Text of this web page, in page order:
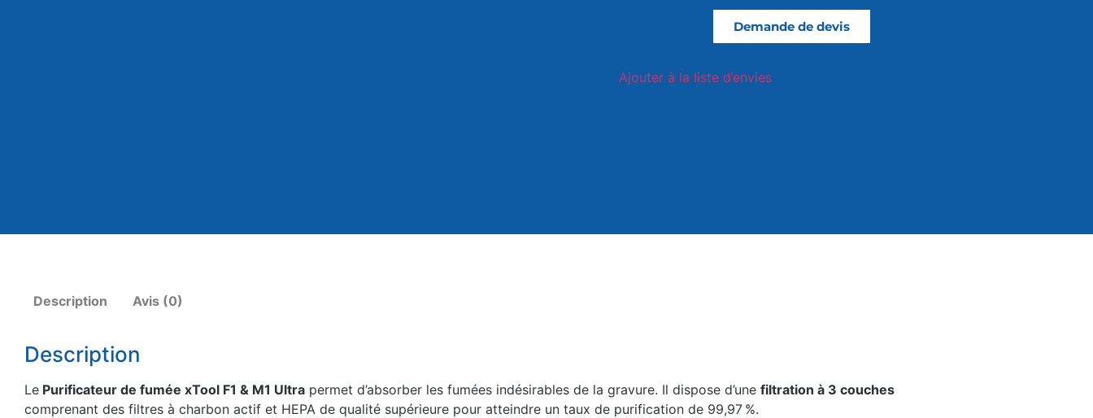
Demande de devis
Ajouter à la liste d’envies
Description Avis (0)
Description
Le Purificateur de fumée xTool F1 & M1 Ultra permet d’absorber les fumées indésirables de la gravure. Il dispose d’une filtration à 3 couches
comprenant des filtres à charbon actif et HEPA de qualité supérieure pour atteindre un taux de purification de 99,97 %.